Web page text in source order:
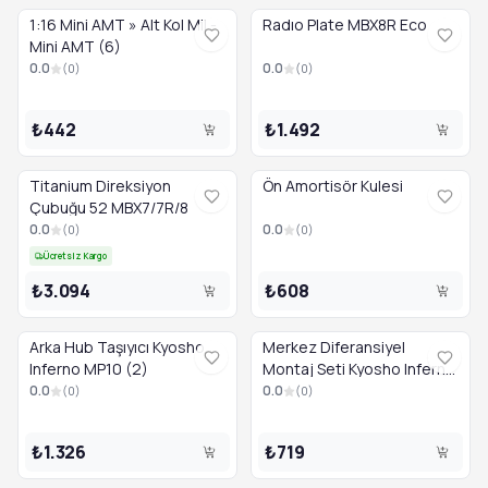
1:16 Mini AMT » Alt Kol Mil -
Mini AMT (6)
0.0 (0)
₺442
Radıo Plate MBX8R Eco
0.0 (0)
₺1.492
Titanium Direksiyon
Çubuğu 52 MBX7/7R/8
0.0 (0)
Ücretsiz Kargo
₺3.094
Ön Amortisör Kulesi
0.0 (0)
₺608
Arka Hub Taşıyıcı Kyosho
Inferno MP10 (2)
0.0 (0)
₺1.326
Merkez Diferansiyel
Montaj Seti Kyosho Inferno
MP9-MP10 (2)
0.0 (0)
₺719